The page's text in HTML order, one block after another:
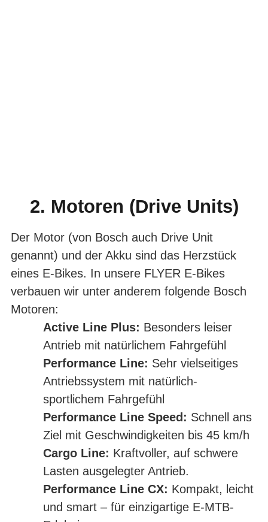
VOLL VERNETZT UNTERWEGS
DAS SMARTE
SYSTEM
2. Motoren (Drive Units)
Der Motor (von Bosch auch Drive Unit
genannt) und der Akku sind das Herzstück
eines E-Bikes. In unsere FLYER E-Bikes
verbauen wir unter anderem folgende Bosch
Motoren:
Active Line Plus: Besonders leiser
Antrieb mit natürlichem Fahrgefühl
Performance Line: Sehr vielseitiges
Antriebssystem mit natürlich-
sportlichem Fahrgefühl
Performance Line Speed: Schnell ans
Ziel mit Geschwindigkeiten bis 45 km/h
Cargo Line: Kraftvoller, auf schwere
Lasten ausgelegter Antrieb.
Performance Line CX: Kompakt, leicht
und smart – für einzigartige E-MTB-